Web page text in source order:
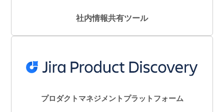
社内情報共有ツール
プロダクトマネジメントプラットフォーム